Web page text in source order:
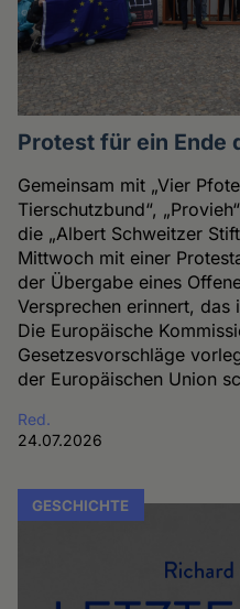
Protest für ein Ende
Gemeinsam mit „Vier
Tierschutzbund“,
die „Albert Schweitzer
Mittwoch mit einer
der Übergabe eines
Versprechen erinnert,
Die Europäische
Gesetzesvorschläge
der Europäischen Union
Red.
24.07.2026
GESCHICHTE